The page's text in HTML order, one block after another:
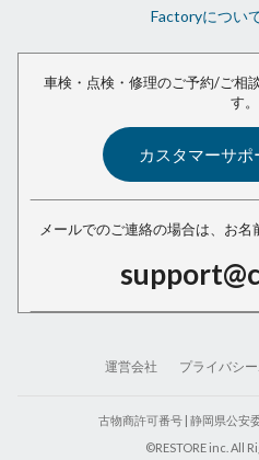
Factoryについ
車検・点検・修理のご予約/ご相
す。
カスタマーサポ
メールでのご連絡の場合は、 お名
古物商許可番号 | 静岡県公安
©RESTORE inc. All
運営会社 プライバシ